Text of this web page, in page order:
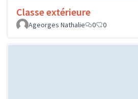
Classe extérieure
Ageorges Nathalie
0 0